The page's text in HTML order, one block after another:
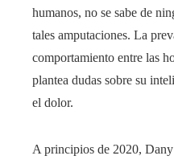
humanos, no se sabe de
tales amputaciones. La
comportamiento entre las
plantea dudas sobre su
el dolor.
A principios de 2020,